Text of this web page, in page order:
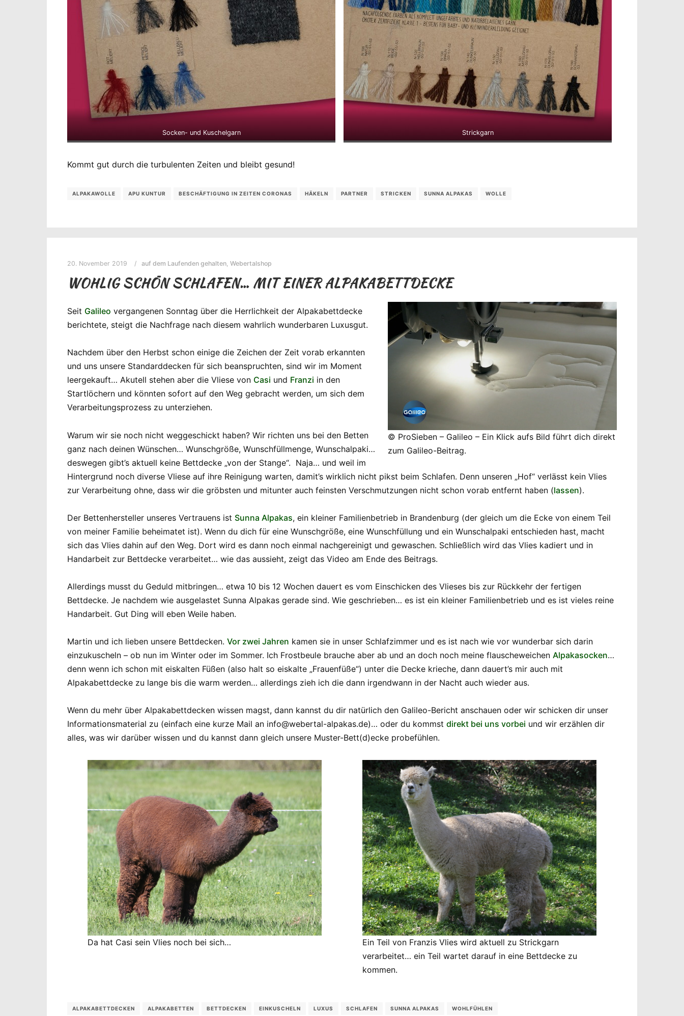
Socken- und Kuschelgarn Strickgarn
Kommt gut durch die turbulenten Zeiten und bleibt gesund!
ALPAKAWOLLE APU KUNTUR BESCHÄFTIGUNG IN ZEITEN CORONAS HÄKELN PARTNER STRICKEN SUNNA ALPAKAS WOLLE
20. November 2019 auf dem Laufenden gehalten Webertalshop
WOHLIG SCHÖN SCHLAFEN… MIT EINER ALPAKABETTDECKE
© ProSieben – Galileo – Ein Klick aufs Bild führt dich direkt
zum Galileo-Beitrag.
Seit Galileo vergangenen Sonntag über die Herrlichkeit der Alpakabettdecke
berichtete, steigt die Nachfrage nach diesem wahrlich wunderbaren Luxusgut.
Nachdem über den Herbst schon einige die Zeichen der Zeit vorab erkannten
und uns unsere Standarddecken für sich beanspruchten, sind wir im Moment
leergekauft… Akutell stehen aber die Vliese von Casi und Franzi in den
Startlöchern und könnten sofort auf den Weg gebracht werden, um sich dem
Verarbeitungsprozess zu unterziehen.
Warum wir sie noch nicht weggeschickt haben? Wir richten uns bei den Betten
ganz nach deinen Wünschen… Wunschgröße, Wunschfüllmenge, Wunschalpaki…
deswegen gibt’s aktuell keine Bettdecke „von der Stange“. Naja… und weil im
Hintergrund noch diverse Vliese auf ihre Reinigung warten, damit’s wirklich nicht pikst beim Schlafen. Denn unseren „Hof“ verlässt kein Vlies
zur Verarbeitung ohne, dass wir die gröbsten und mitunter auch feinsten Verschmutzungen nicht schon vorab entfernt haben (lassen).
Der Bettenhersteller unseres Vertrauens ist Sunna Alpakas, ein kleiner Familienbetrieb in Brandenburg (der gleich um die Ecke von einem Teil
von meiner Familie beheimatet ist). Wenn du dich für eine Wunschgröße, eine Wunschfüllung und ein Wunschalpaki entschieden hast, macht
sich das Vlies dahin auf den Weg. Dort wird es dann noch einmal nachgereinigt und gewaschen. Schließlich wird das Vlies kadiert und in
Handarbeit zur Bettdecke verarbeitet… wie das aussieht, zeigt das Video am Ende des Beitrags.
Allerdings musst du Geduld mitbringen… etwa 10 bis 12 Wochen dauert es vom Einschicken des Vlieses bis zur Rückkehr der fertigen
Bettdecke. Je nachdem wie ausgelastet Sunna Alpakas gerade sind. Wie geschrieben… es ist ein kleiner Familienbetrieb und es ist vieles reine
Handarbeit. Gut Ding will eben Weile haben.
Martin und ich lieben unsere Bettdecken. Vor zwei Jahren kamen sie in unser Schlafzimmer und es ist nach wie vor wunderbar sich darin
einzukuscheln – ob nun im Winter oder im Sommer. Ich Frostbeule brauche aber ab und an doch noch meine flauscheweichen Alpakasocken…
denn wenn ich schon mit eiskalten Füßen (also halt so eiskalte „Frauenfüße“) unter die Decke krieche, dann dauert’s mir auch mit
Alpakabettdecke zu lange bis die warm werden… allerdings zieh ich die dann irgendwann in der Nacht auch wieder aus.
Wenn du mehr über Alpakabettdecken wissen magst, dann kannst du dir natürlich den Galileo-Bericht anschauen oder wir schicken dir unser
Informationsmaterial zu (einfach eine kurze Mail an info@webertal-alpakas.de)… oder du kommst direkt bei uns vorbei und wir erzählen dir
alles, was wir darüber wissen und du kannst dann gleich unsere Muster-Bett(d)ecke probefühlen.
Da hat Casi sein Vlies noch bei sich…
Ein Teil von Franzis Vlies wird aktuell zu Strickgarn
verarbeitet… ein Teil wartet darauf in eine Bettdecke zu
kommen.
ALPAKABETTDECKEN ALPAKABETTEN BETTDECKEN EINKUSCHELN LUXUS SCHLAFEN SUNNA ALPAKAS WOHLFÜHLEN